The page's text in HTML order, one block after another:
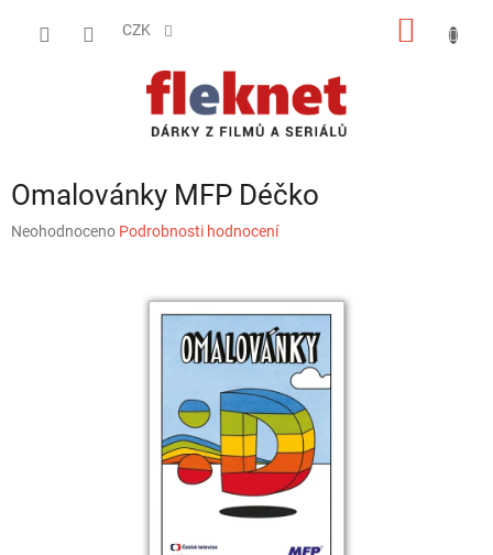
CZK
Omalovánky MFP Déčko
Průměrné
Neohodnoceno Podrobnosti hodnocení